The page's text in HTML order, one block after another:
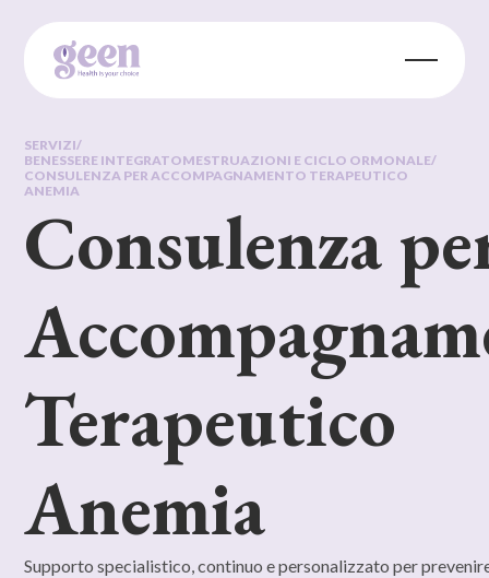
SERVIZI/
BENESSERE INTEGRATOMESTRUAZIONI E CICLO ORMONALE/
CONSULENZA PER ACCOMPAGNAMENTO TERAPEUTICO
ANEMIA
Consulenza
Terapeutico
Anemia
Supporto specialistico, continuo e personalizzato per